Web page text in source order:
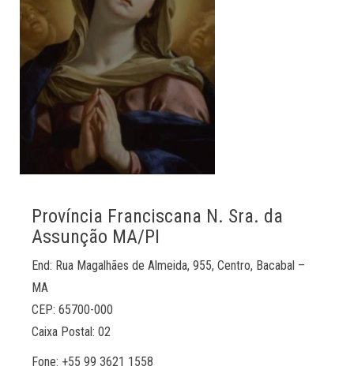
Província Franciscana N. Sra. da
Assunção MA/PI
End: Rua Magalhães de Almeida, 955, Centro, Bacabal –
MA
CEP: 65700-000
Caixa Postal: 02
Fone: +55 99 3621 1558